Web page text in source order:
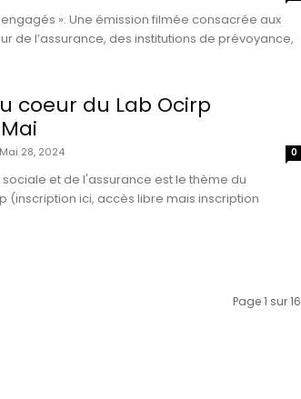
». Une émission filmée consacrée aux
de l’assurance, des institutions de prévoyance,
coeur du Lab Ocirp
Mai 28, 2024 0
et de l'assurance est le thème du
(inscription ici, accès libre mais inscription
Page 1 sur 16